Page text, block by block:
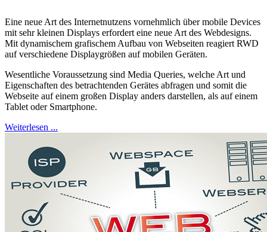
Eine neue Art des Internetnutzens vornehmlich über mobile Devices
mit sehr kleinen Displays erfordert eine neue Art des Webdesigns.
Mit dynamischem grafischem Aufbau von Webseiten reagiert RWD
auf verschiedene Displaygrößen auf mobilen Geräten.
Wesentliche Voraussetzung sind Media Queries, welche Art und
Eigenschaften des betrachtenden Gerätes abfragen und somit die
Webseite auf einem großen Display anders darstellen, als auf einem
Tablet oder Smartphone.
Weiterlesen ...